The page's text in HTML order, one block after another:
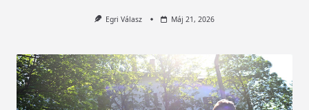
Egri Válasz Máj 21, 2026